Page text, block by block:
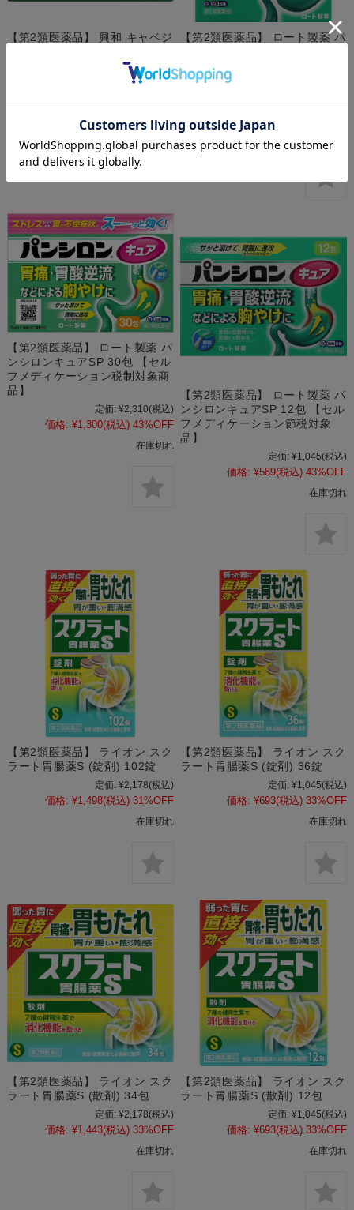
【第2類医薬品】 興和 キャベジ
¥2,585(税込)
27%OFF
在庫切れ
【第2類医薬品】 ロート製薬 パ
ルフメディケーション節税対象
品】
【第2類医薬品】 ロート製薬 パ
ンシロンキュアSP 30包 【セル
フメディケーション税制対象商
品】
定価: ¥2,310(税込)
価格: ¥1,300(税込) 43%OFF
在庫切れ
【第2類医薬品】 ロート製薬 パ
ンシロンキュアSP 12包 【セル
フメディケーション節税対象
品】
定価: ¥1,045(税込)
価格: ¥589(税込) 43%OFF
在庫切れ
【第2類医薬品】 ライオン スク
ラート胃腸薬S (錠剤) 102錠
定価: ¥2,178(税込)
価格: ¥1,498(税込) 31%OFF
在庫切れ
【第2類医薬品】 ライオン スク
ラート胃腸薬S (錠剤) 36錠
定価: ¥1,045(税込)
価格: ¥693(税込) 33%OFF
在庫切れ
【第2類医薬品】 ライオン スク
ラート胃腸薬S (散剤) 34包
定価: ¥2,178(税込)
価格: ¥1,443(税込) 33%OFF
在庫切れ
【第2類医薬品】 ライオン スク
ラート胃腸薬S (散剤) 12包
定価: ¥1,045(税込)
価格: ¥693(税込) 33%OFF
在庫切れ